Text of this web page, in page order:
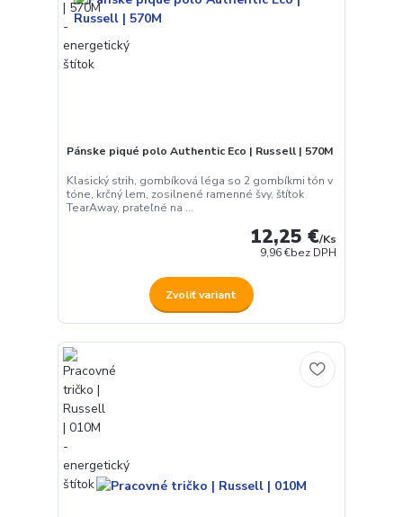
Pánske piqué polo Authentic Eco | Russell | 570M
Klasický strih, gombíková léga so 2 gombíkmi tón v
tóne, krčný lem, zosilnené ramenné švy, štítok
TearAway, prateľné na ...
12,25 €/Ks
9,96 €bez DPH
Zvoliť variant